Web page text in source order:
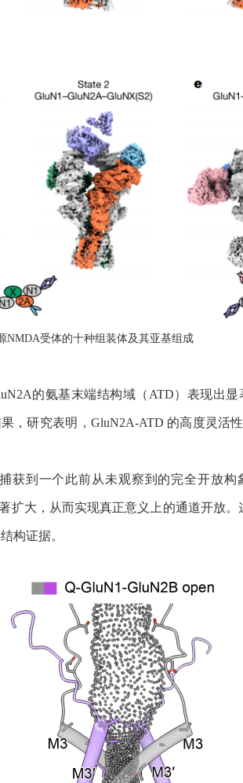
NMDA受体的十种组装体及其亚基组成
的氨基末端结构域（ ATD）表现出
，研究表明， GluN2A-ATD 的高度灵活
获到一个此前从未观察到的完全开放
扩大，从而实现真正意义上的通道开放。
构证据。